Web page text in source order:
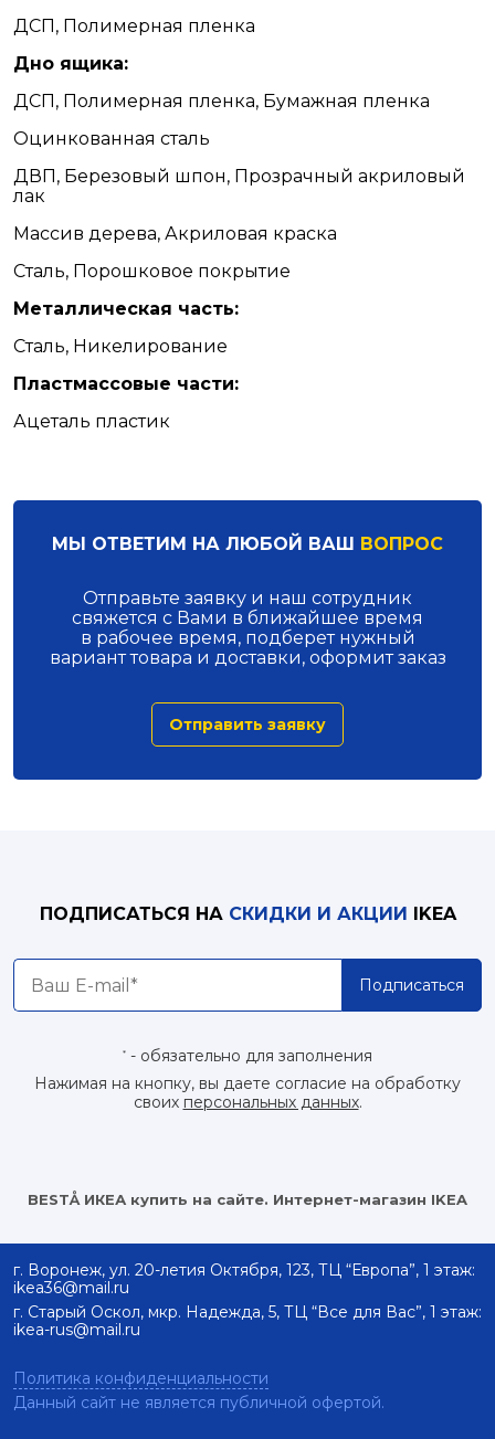
ДСП, Полимерная пленка
Дно ящика:
ДСП, Полимерная пленка, Бумажная пленка
Оцинкованная сталь
ДВП, Березовый шпон, Прозрачный акриловый
лак
Массив дерева, Акриловая краска
Сталь, Порошковое покрытие
Металлическая часть:
Сталь, Никелирование
Пластмассовые части:
Ацеталь пластик
МЫ ОТВЕТИМ НА ЛЮБОЙ ВАШ ВОПРОС
Отправьте заявку и наш сотрудник
свяжется с Вами в ближайшее время
в рабочее время, подберет нужный
вариант товара и доставки, оформит заказ
Отправить заявку
ПОДПИСАТЬСЯ НА СКИДКИ И АКЦИИ IKEA
Подписаться
* - обязательно для заполнения
Нажимая на кнопку, вы даете согласие на обработку
своих персональных данных.
BESTÅ ИКЕА купить на сайте. Интернет-магазин IKEA
г. Воронеж, ул. 20-летия Октября, 123, ТЦ “Европа”, 1 этаж:
ikea36@mail.ru
г. Старый Оскол, мкр. Надежда, 5, ТЦ “Все для Вас”, 1 этаж:
ikea-rus@mail.ru
Политика конфиденциальности
Данный сайт не является публичной офертой.